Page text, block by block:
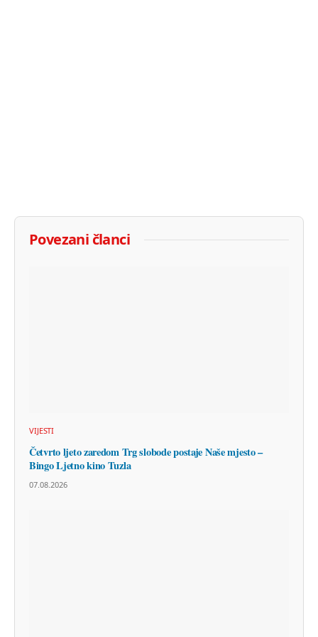
Povezani članci
VIJESTI
Četvrto ljeto zaredom Trg slobode postaje Naše mjesto –
Bingo Ljetno kino Tuzla
07.08.2026